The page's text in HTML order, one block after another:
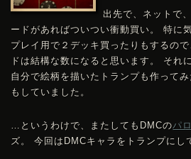
出先で、ネットで
ードがあればついつい衝動買い。 特に
プレイ用で２デッキ買ったりもするの
ドは結構な数になると思います。 それ
自分で絵柄を描いたトランプも作って
もしていました。
…というわけで、またしても DMCのパ
ズ。 今回は DMCキャラをトランプにし